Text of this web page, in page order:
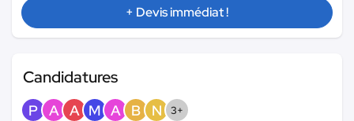
+ Devis immédiat !
Candidatures
P A A M A B N 3+